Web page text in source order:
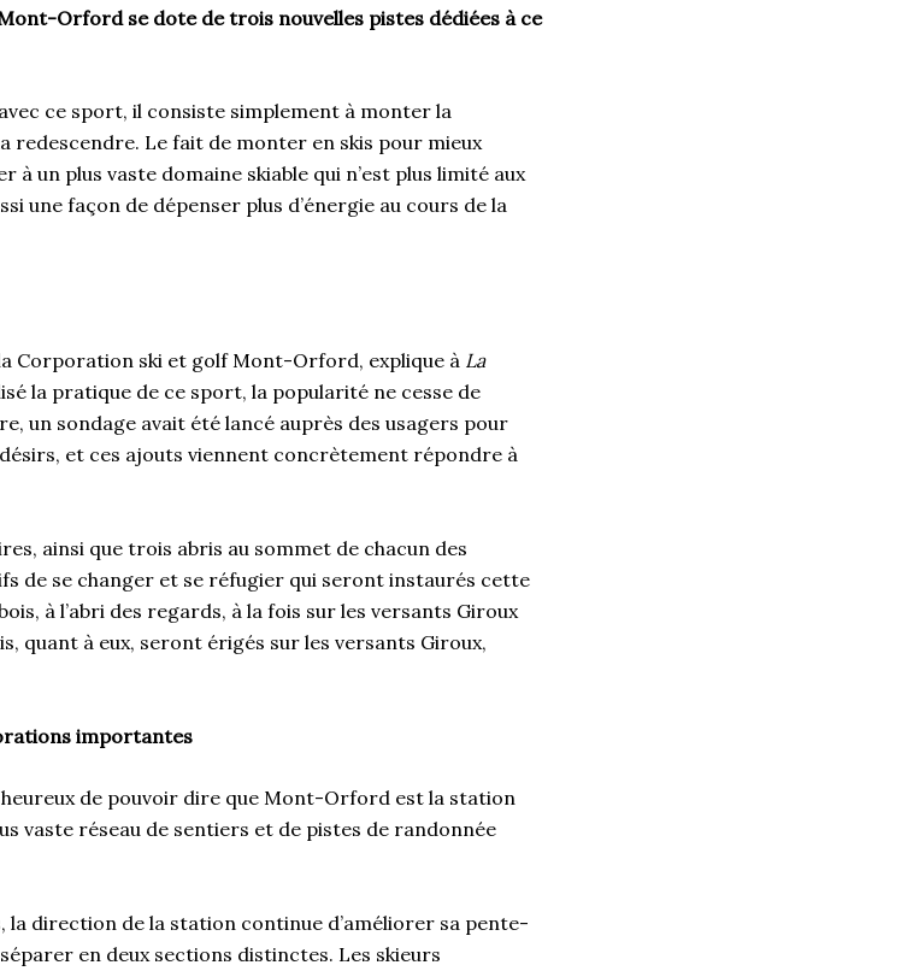
Orford se dote de trois nouvelles pistes dédiées à ce
ce sport, il consiste simplement à monter la
redescendre. Le fait de monter en skis pour mieux
à un plus vaste domaine skiable qui n’est plus limité aux
une façon de dépenser plus d’énergie au cours de la
Corporation ski et golf Mont-Orford, explique à La
la pratique de ce sport, la popularité ne cesse de
un sondage avait été lancé auprès des usagers pour
et ces ajouts viennent concrètement répondre à
ainsi que trois abris au sommet de chacun des
de se changer et se réfugier qui seront instaurés cette
à l’abri des regards, à la fois sur les versants Giroux
quant à eux, seront érigés sur les versants Giroux,
importantes
de pouvoir dire que Mont-Orford est la station
vaste réseau de sentiers et de pistes de randonnée
la direction de la station continue d’améliorer sa pente-
en deux sections distinctes. Les skieurs